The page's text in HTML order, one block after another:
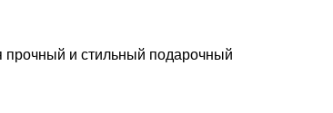
прочный и стильный подарочный